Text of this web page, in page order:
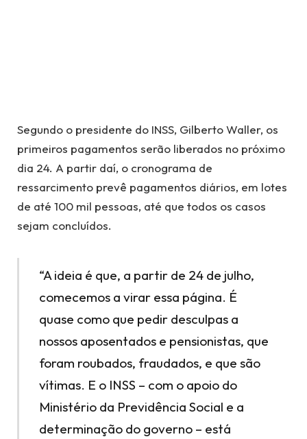
Segundo o presidente do INSS, Gilberto Waller, os
primeiros pagamentos serão liberados no próximo
dia 24. A partir daí, o cronograma de
ressarcimento prevê pagamentos diários, em lotes
de até 100 mil pessoas, até que todos os casos
sejam concluídos.
“A ideia é que, a partir de 24 de julho,
comecemos a virar essa página. É
quase como que pedir desculpas a
nossos aposentados e pensionistas, que
foram roubados, fraudados, e que são
vítimas. E o INSS – com o apoio do
Ministério da Previdência Social e a
determinação do governo – está